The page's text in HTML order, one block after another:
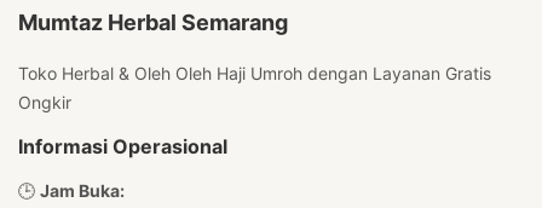
Mumtaz Herbal Semarang
Toko Herbal & Oleh Oleh Haji Umroh dengan Layanan Gratis
Ongkir
Informasi Operasional
🕒 Jam Buka: